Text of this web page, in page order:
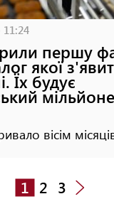
11:24
першу
якої
Їх будує
вісім
1 2 3